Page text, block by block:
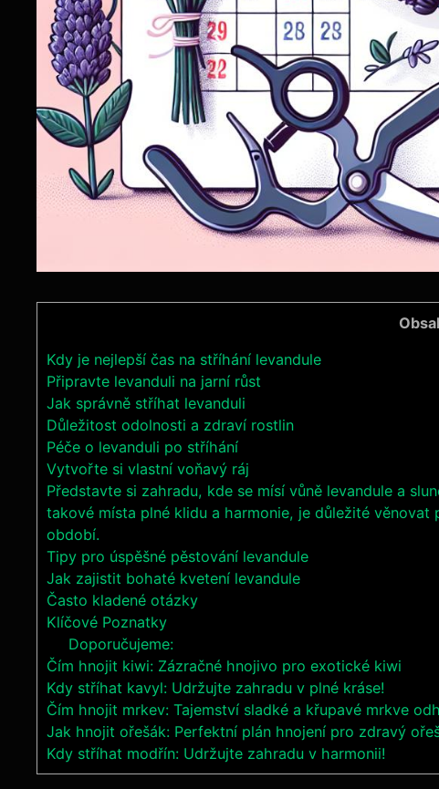
Kdy je nejlepší čas na stříhání levandule
Připravte levanduli na jarní růst
Jak správně stříhat levanduli
Důležitost odolnosti a zdraví rostlin
Péče o levanduli po stříhání
Vytvořte si vlastní voňavý ráj
Představte si zahradu, kde se mísí vůně levandule a
takové místa plné klidu a harmonie, je důležité
období.
Tipy pro úspěšné pěstování levandule
Jak zajistit bohaté kvetení levandule
Často kladené otázky
Klíčové Poznatky
Doporučujeme:
Čím hnojit kiwi: Zázračné hnojivo pro exotické kiwi
Kdy stříhat kavyl: Udržujte zahradu v plné kráse!
Čím hnojit mrkev: Tajemství sladké a křupavé mrkve
Jak hnojit ořešák: Perfektní plán hnojení pro zdravý
Kdy stříhat modřín: Udržujte zahradu v harmonii!